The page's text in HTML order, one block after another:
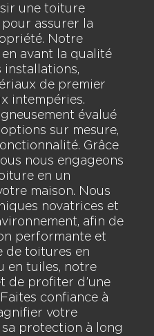
une toiture
assurer la
Notre
avant la qualité
installations,
de premier
intempéries.
évalué
sur mesure,
Grâce
nous engageons
en un
maison. Nous
novatrices et
afin de
performante et
de toitures en
en tuiles, notre
de profiter d’une
confiance à
votre
protection à long